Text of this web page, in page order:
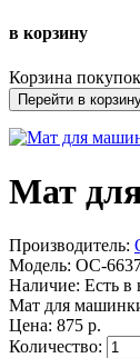
в корзину
Корзина покупок
Перейти в
Мат
Производитель:
Модель: OC-
Наличие: Есть в
Мат для
Цена: 875 р.
Количество: